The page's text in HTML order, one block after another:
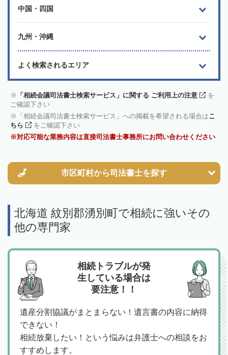
中国・四国
九州・沖縄
よく検索されるエリア
「相続会議司法書士検索サービス」に関する ご利用上の注意
を
ご確認下さい
「相続会議司法書士検索サービス」への掲載を希望される場合はこ
ちら
をご確認下さい
対応可能な業務内容は直接司法書士事務所にお問い合わせください
市区町村から司法書士を探す
北海道 紋別郡湧別町で相続に強いその
他の専門家
相続トラブルが発
生している場合は
要注意！！
遺産分割協議がまとまらない！遺言書の内容に納得
できない！
相続放棄したい！という悩みは弁護士への相談をお
すすめします。